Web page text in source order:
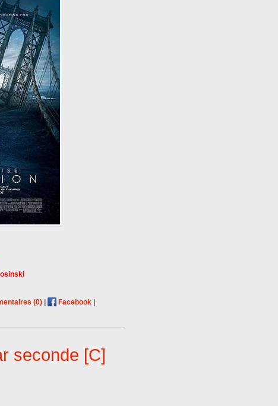
(0) | Facebook |
seconde [C]